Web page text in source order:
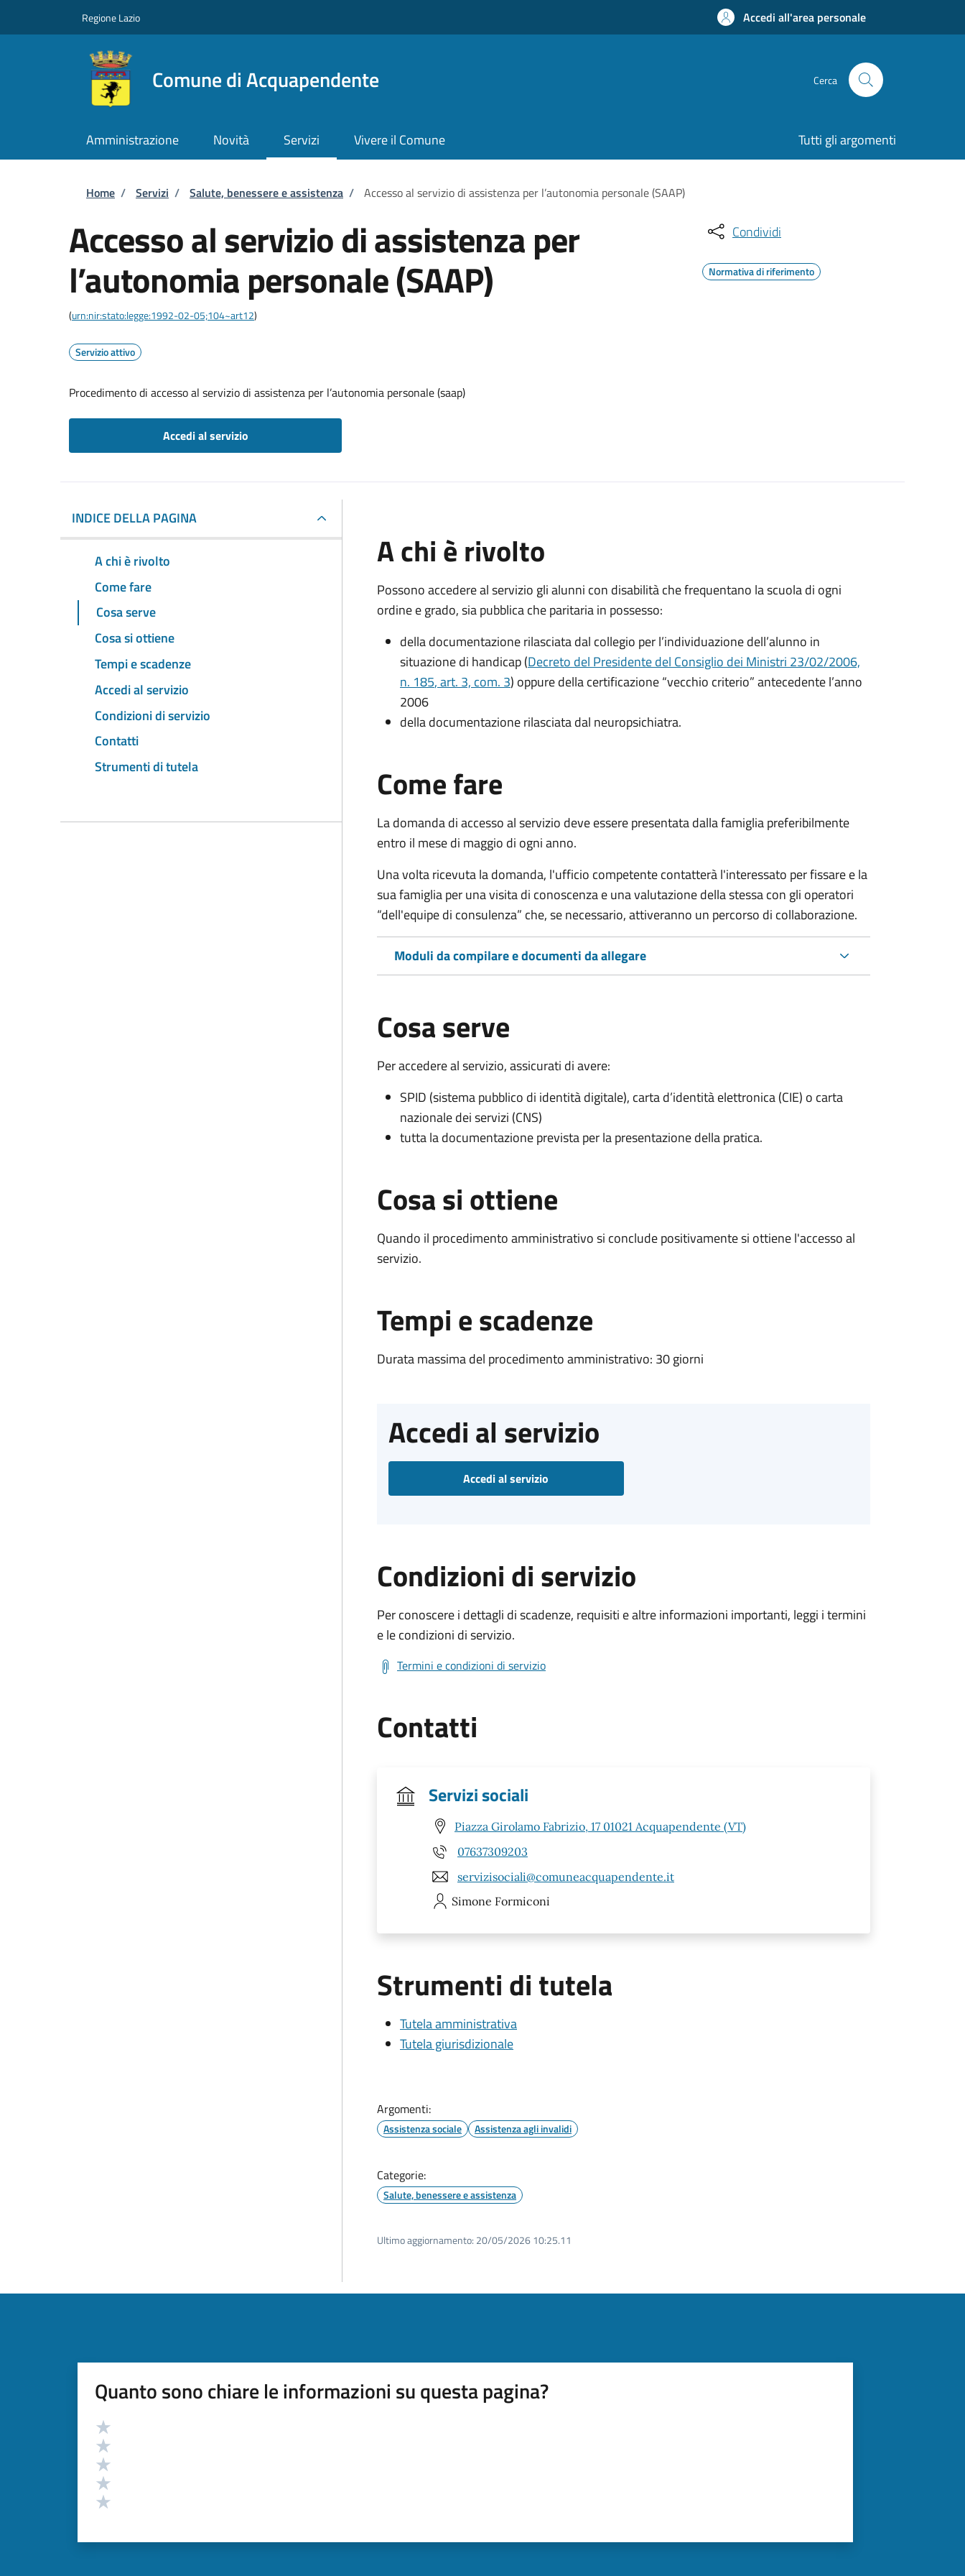
Regione Lazio Accedi all'area personale
Comune di Acquapendente Cerca
Amministrazione Novità Servizi Vivere il Comune Tutti gli argomenti
Briciole di pane
Home / Servizi / Salute, benessere e assistenza / Accesso al servizio di assistenza per l’autonomia personale (SAAP)
Accesso al servizio di assistenza per
l’autonomia personale (SAAP)
(urn:nir:stato:legge:1992-02-05;104~art12)
Servizio attivo
Procedimento di accesso al servizio di assistenza per l’autonomia personale (saap)
Accedi al servizio
Condividi
Normativa di riferimento
INDICE DELLA PAGINA
A chi è rivolto
Come fare
Cosa serve
Cosa si ottiene
Tempi e scadenze
Accedi al servizio
Condizioni di servizio
Contatti
Strumenti di tutela
A chi è rivolto
Possono accedere al servizio gli alunni con disabilità che frequentano la scuola di ogni
ordine e grado, sia pubblica che paritaria in possesso:
della documentazione rilasciata dal collegio per l’individuazione dell’alunno in
situazione di handicap (Decreto del Presidente del Consiglio dei Ministri 23/02/2006,
n. 185, art. 3, com. 3) oppure della certificazione “vecchio criterio” antecedente l’anno
2006
della documentazione rilasciata dal neuropsichiatra.
Come fare
La domanda di accesso al servizio deve essere presentata dalla famiglia preferibilmente
entro il mese di maggio di ogni anno.
Una volta ricevuta la domanda, l'ufficio competente contatterà l'interessato per fissare e la
sua famiglia per una visita di conoscenza e una valutazione della stessacon gli operatori
“dell'equipe di consulenza” che, se necessario, attiveranno un percorso di collaborazione.
Moduli da compilare e documenti da allegare
Cosa serve
Per accedere al servizio, assicurati di avere:
SPID (sistema pubblico di identità digitale), carta d’identità elettronica (CIE) o carta
nazionale dei servizi (CNS)
tutta la documentazione prevista per la presentazione della pratica.
Cosa si ottiene
Quando il procedimento amministrativo si conclude positivamente si ottiene l'accesso al
servizio.
Tempi e scadenze
Durata massima del procedimento amministrativo: 30 giorni
Accedi al servizio
Accedi al servizio
Condizioni di servizio
Per conoscere i dettagli di scadenze, requisiti e altre informazioni importanti, leggi i termini
e le condizioni di servizio.
Termini e condizioni di servizio
Contatti
Servizi sociali
Piazza Girolamo Fabrizio, 17 01021 Acquapendente (VT)
07637309203
servizisociali@comuneacquapendente.it
Simone Formiconi
Strumenti di tutela
Tutela amministrativa
Tutela giurisdizionale
Argomenti:
Assistenza sociale Assistenza agli invalidi
Categorie:
Salute, benessere e assistenza
Ultimo aggiornamento: 20/05/2026 10:25.11
Quanto sono chiare le informazioni su questa pagina?
Valutazione